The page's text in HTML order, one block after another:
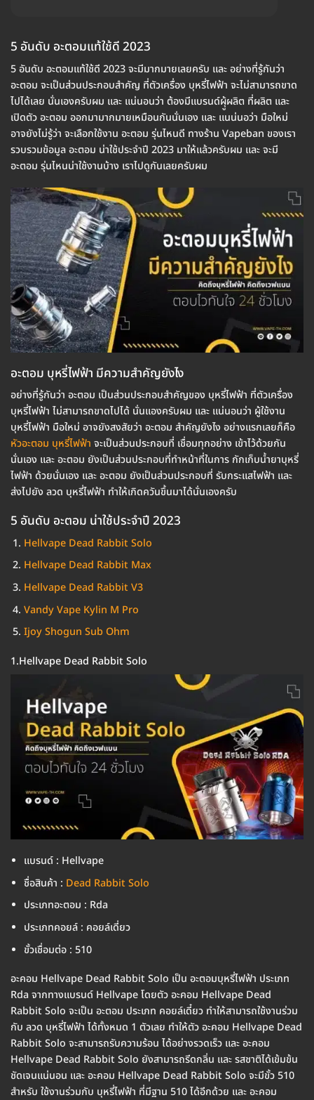
5 อันดับ อะตอมแท้ใช้ดี 2023
5 อันดับ อะตอมแท้ใช้ดี 2023 จะมีมากมายเลยครับ และ อย่างที่รู้กันว่า
อะตอม จะเป็นส่วนประกอบสำคัญ ที่ตัวเครื่อง บุหรี่ไฟฟ้า จะไม่สามารถขาด
ไปได้เลย นั่นเองครับผม และ แน่นอนว่า ต้องมีแบรนด์ผุู้ผลิต ที่ผลิต และ
เปิดตัว อะตอม ออกมามากมายเหมือนกันนั่นเอง และ แนน่นอว่า มือใหม่
อาจยังไม่รู้ว่า จะเลือกใช้งาน อะตอม รุ่นไหนดี ทางร้าน Vapeban ของเรา
รวบรวมข้อมูล อะตอม น่าใช้ประจำปี 2023 มาให้แล้วครับผม และ จะมี
อะตอม รุ่นไหนน่าใช้งานบ้าง เราไปดูกันเลยครับผม
อะตอม บุหรี่ไฟฟ้า มีความสำคัญยังไง
อย่างที่รู้กันว่า อะตอม เป็นส่วนประกอบสำคัญของ บุหรี่ไฟฟ้า ที่ตัวเครื่อง
บุหรี่ไฟฟ้า ไม่สามารถขาดไปได้ นั่นเเองครับผม และ แน่นอนว่า ผู้ใช้งาน
บุหรี่ไฟฟ้า มือใหม่ อาจยังสงสัยว่า อะตอม สำคัญยังไง อย่างแรกเลยก็คือ
หัวอะตอม บุหรี่ไฟฟ้า จะเป็นส่วนประกอบที่ เชื่อมทุกอย่าง เข้าไว้ด้วยกัน
นั่นเอง และ อะตอม ยังเป็นส่วนประกอบที่ทำหน้าที่ในการ กักเก็บน้ำยาบุหรี่
ไฟฟ้า ด้วยนั่นเอง และ อะตอม ยังเป็นส่วนประกอบที่ รับกระแสไฟฟ้า และ
ส่งไปยัง ลวด บุหรี่ไฟฟ้า ทำให้เกิดควันขึ้นมาได้นั่นเองครับ
5 อันดับ อะตอม น่าใช้ประจำปี 2023
Hellvape Dead Rabbit Solo
Hellvape Dead Rabbit Max
Hellvape Dead Rabbit V3
Vandy Vape Kylin M Pro
Ijoy Shogun Sub Ohm
1.Hellvape Dead Rabbit Solo
แบรนด์ : Hellvape
ชื่อสินค้า : Dead Rabbit Solo
ประเภทอะตอม : Rda
ประเภทคอยล์ : คอยล์เดี่ยว
ขั้วเชื่อมต่อ : 510
อะคอม Hellvape Dead Rabbit Solo เป็น อะตอมบุหรี่ไฟฟ้า ประเภท
Rda จากทางแบรนด์ Hellvape โดยตัว อะคอม Hellvape Dead
Rabbit Solo จะเป็น อะตอม ประเภท คอยล์เดี๋ยว ทำให้สามารถใช้งานร่วม
กับ ลวด บุหรี่ไฟฟ้า ได้ทั้งหมด 1 ตัวเลย ทำให้ตัว อะคอม Hellvape Dead
Rabbit Solo จะสามารถรับความร้อน ได้อย่างรวดเร็ว และ อะคอม
Hellvape Dead Rabbit Solo ยังสามารถรีดกลิ่น และ รสชาติได้เข้มข้น
ชัดเจนแน่นอน และ อะคอม Hellvape Dead Rabbit Solo จะมีขั้ว 510
สำหรับ ใช้งานร่วมกับ บุหรี่ไฟฟ้า ที่มีฐาน 510 ได้อีกด้วย และ อะคอม